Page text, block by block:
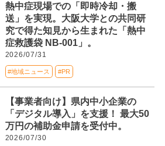
熱中症現場での「即時冷却・搬
送」を実現。大阪大学との共同研
究で得た知見から生まれた「熱中
症救護袋 NB-001」。
2026/07/31
#地域ニュース #PR
【事業者向け】県内中小企業の
「デジタル導入」を支援！ 最大50
万円の補助金申請を受付中。
2026/07/30